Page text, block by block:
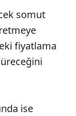
somut
fiyatlama
ise